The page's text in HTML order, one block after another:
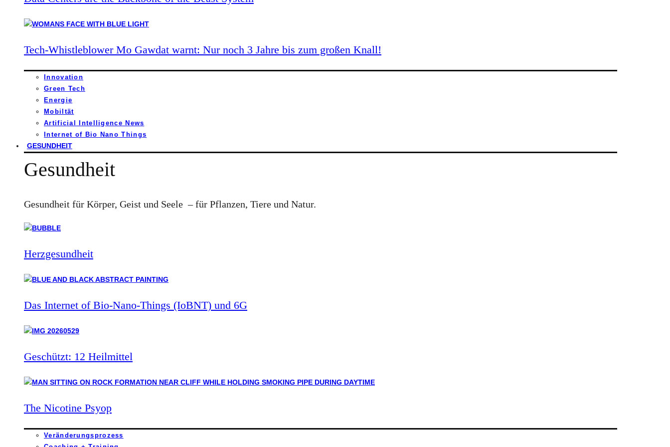
Tech-Whistleblower Mo Gawdat warnt: Nur noch 3 Jahre bis zum großen Knall!
Innovation
Green Tech
Energie
Mobiltät
Artificial Intelligence News
Internet of Bio Nano Things
GESUNDHEIT
Gesundheit
Gesundheit für Körper, Geist und Seele – für Pflanzen, Tiere und Natur.
Herzgesundheit
Das Internet of Bio-Nano-Things (IoBNT) und 6G
Geschützt: 12 Heilmittel
The Nicotine Psyop
Veränderungsprozess